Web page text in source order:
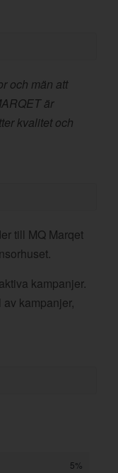
och män att
är
kvalitet och
till MQ Marqet
kampanjer.
kampanjer,
5%